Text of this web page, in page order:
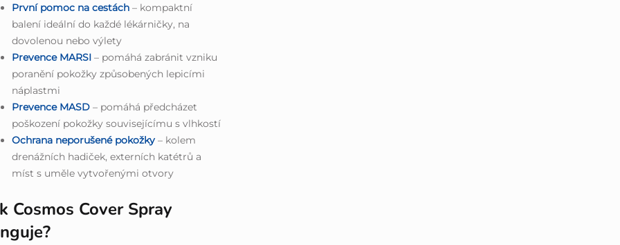
První pomoc na cestách – kompaktní
balení ideální do každé lékárničky, na
dovolenou nebo výlety
Prevence MARSI – pomáhá zabránit vzniku
poranění pokožky způsobených lepicími
náplastmi
Prevence MASD – pomáhá předcházet
poškození pokožky souvisejícímu s vlhkostí
Ochrana neporušené pokožky– kolem
drenážních hadiček, externích katétrů a
míst s uměle vytvořenými otvory
Cosmos Cover Spray